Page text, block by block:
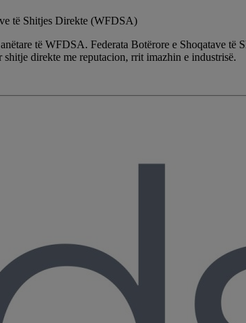
të Shitjes Direkte (WFDSA)
të WFDSA. Federata Botërore e Shoqatave
shitje direkte me reputacion, rrit imazhin e industrisë.